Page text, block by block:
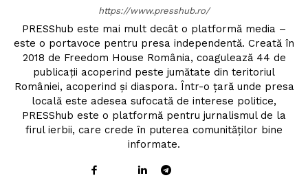
https://www.presshub.ro/
PRESShub este mai mult decât o platformă media –
este o portavoce pentru presa independentă. Creată în
2018 de Freedom House România, coagulează 44 de
publicații acoperind peste jumătate din teritoriul
României, acoperind și diaspora. Într-o țară unde presa
locală este adesea sufocată de interese politice,
PRESShub este o platformă pentru jurnalismul de la
firul ierbii, care crede în puterea comunităților bine
informate.